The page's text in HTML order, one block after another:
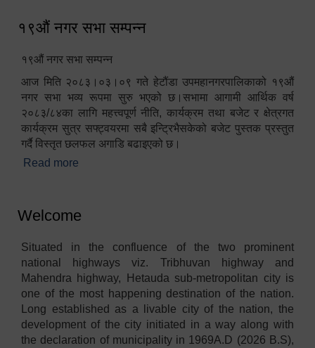
१९औं नगर सभा सम्पन्न
१९औं नगर सभा सम्पन्न
आज मिति २०८३।०३।०९ गते हेटौंडा उपमहानगरपालिकाको १९औं
नगर सभा भव्य रूपमा सुरु भएको छ।सभामा आगामी आर्थिक वर्ष
२०८३/८४का लागि महत्त्वपूर्ण नीति, कार्यक्रम तथा बजेट र क्षेत्रगत
कार्यक्रम सुत्र सफ्ट्वयरमा सबै इन्ट्रिभैसकेको बजेट पुस्तक प्रस्तुत
गर्दै विस्तृत छलफल अगाडि बढाइएको छ।
Read more
Welcome
Situated in the confluence of the two prominent
national highways viz. Tribhuvan highway and
Mahendra highway, Hetauda sub-metropolitan city is
one of the most happening destination of the nation.
Long established as a livable city of the nation, the
development of the city initiated in a way along with
the declaration of municipality in 1969A.D (2026 B.S),